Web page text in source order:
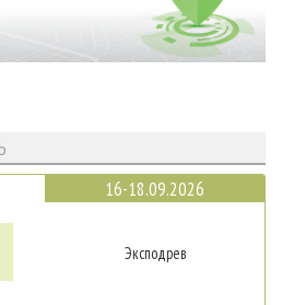
16-18.09.2026
Эксподрев